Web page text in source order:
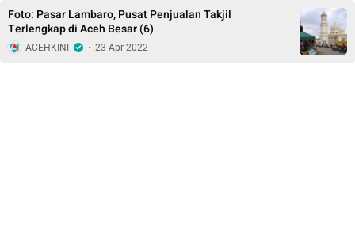
Foto: Pasar Lambaro, Pusat Penjualan Takjil
Terlengkap di Aceh Besar (6)
ACEHKINI · 23 Apr 2022